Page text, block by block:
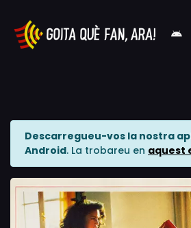
Descarregueu-vos la nostra
Android. La trobareu en aquest